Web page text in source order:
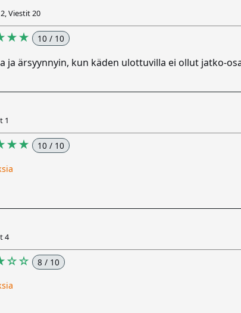
Viestit 20
10 / 10
ja ärsyynnyin, kun käden ulottuvilla ei ollut jatko-
1
10 / 10
4
8 / 10